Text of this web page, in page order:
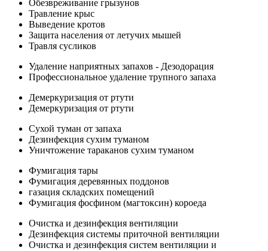
Обезвреживание грызунов
Травление крыс
Выведение кротов
Защита населения от летучих мышей
Травля сусликов
Удаление наприятных запахов - Дезодорация
Профессиональное удаление трупного запаха
Демеркуризация от ртути
Демеркуризация от ртути
Сухой туман от запаха
Дезинфекция сухим туманом
Уничтожение тараканов сухим туманом
Фумигация тары
Фумигация деревянных поддонов
газация складских помещений
Фумигация фосфином (магтоксин) короеда
Очистка и дезинфекция вентиляции
Дезинфекция системы приточной вентиляции
Очистка и дезинфекция систем вентиляции и